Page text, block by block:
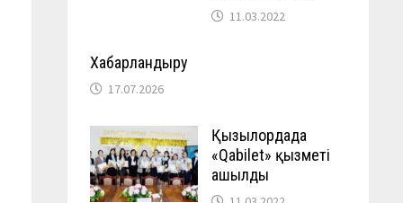
11.03.2022
Хабарландыру
17.07.2026
Қызылордада
«Qabilet» қызметі
ашылды